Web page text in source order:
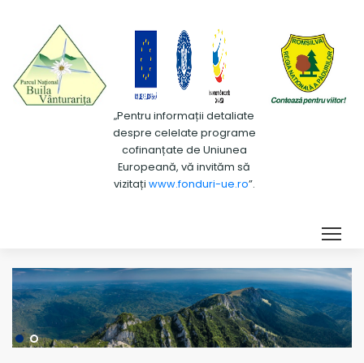
„Pentru informații detaliate
despre celelate programe
cofinanțate de Uniunea
Europeană, vă invităm să
vizitați www.fonduri-ue.ro”.